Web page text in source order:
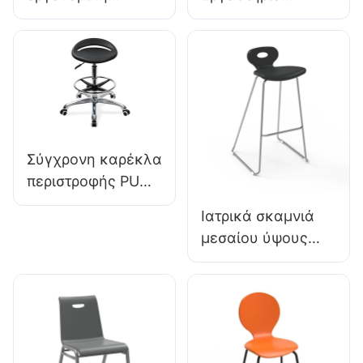
καρέκλα PU PU
Backrest
Υποστήριξη 360 °
Σταθερή σταθερή
βάση 5 αστέρων
επιστημονικά
εργαστήριο
Εργονομία PU
αστέρων Βάση
αλουμινίου για
εκτεταμένη
εργαστηριακή
εργασία
Σύγχρονη καρέκλα
περιστροφής PU
IC096 Ρύθμιση
Ιδανικό για
γραφείο & Χρήση
στούντιο
Ιατρικά σκαμνιά
μεσαίου ύψους
BC133 για
ανάγκης που
οδηγεί τον
κατασκευαστή